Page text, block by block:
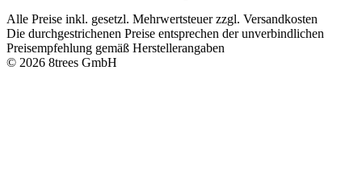
Alle Preise inkl. gesetzl. Mehrwertsteuer zzgl. Versandkosten
Die durchgestrichenen Preise entsprechen der unverbindlichen
Preisempfehlung gemäß Herstellerangaben
© 2026 8trees GmbH